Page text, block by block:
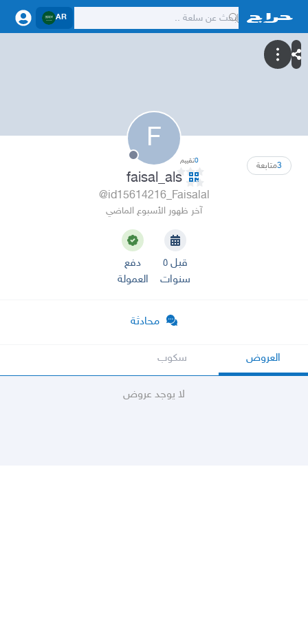
AR
F
3متابعة 0تقييم
faisal_als
@id15614216_Faisalal
آخر ظهور الأسبوع الماضي
قبل ٥
سنوات
دفع
العمولة
محادثة
العروض سكوب
لا يوجد عروض